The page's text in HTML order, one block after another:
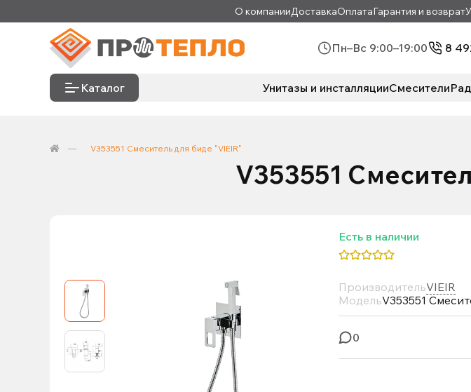
О компанииДоставкаОплатаГарантия и возврат
Пн–Вс 9:00–19:00 8
Каталог Унитазы и инсталляцииСмесители
V353551 Смеситель для биде "VIEIR"
V353551
Есть в наличии
ПроизводительVIEIR
МодельV353551
0